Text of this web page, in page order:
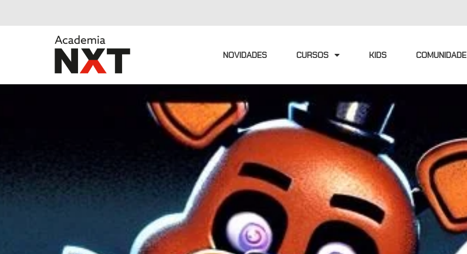
NOVIDADES CURSOS KIDS COMUNIDADE